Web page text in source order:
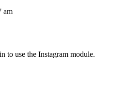
am
to use the Instagram module.